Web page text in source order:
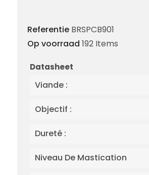
Referentie BRSPCB901
Op voorraad 192 Items
Datasheet
Viande :
Objectif :
Dureté :
Niveau De Mastication